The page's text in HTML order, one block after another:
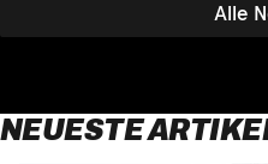
Alle
NEUESTE